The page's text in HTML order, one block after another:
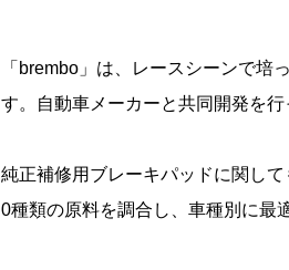
「brembo」は、レースシーンで培
す。自動車メーカーと共同開発を
純正補修用ブレーキパッドに関し
0種類の原料を調合し、車種別に最